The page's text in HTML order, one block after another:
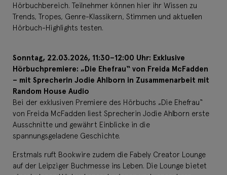
Hörbuchbereich. Teilnehmer können hier ihr Wissen zu
Trends, Tropes, Genre-Klassikern, Stimmen und aktuellen
Hörbuch-Highlights testen.
Sonntag, 22.03.2026, 11:30–12:00 Uhr: Exklusive
Hörbuchpremiere: „Die Ehefrau“ von Freida McFadden
– mit Sprecherin Jodie Ahlborn in Zusammenarbeit mit
Random House Audio
Bei der exklusiven Premiere des Hörbuchs „Die Ehefrau“
von Freida McFadden liest Sprecherin Jodie Ahlborn erste
Ausschnitte und gewährt Einblicke in die
spannungsgeladene Geschichte.
Erstmals ruft Bookwire zudem die Fabely Creator Lounge
auf der Leipziger Buchmesse ins Leben. Die Lounge bietet